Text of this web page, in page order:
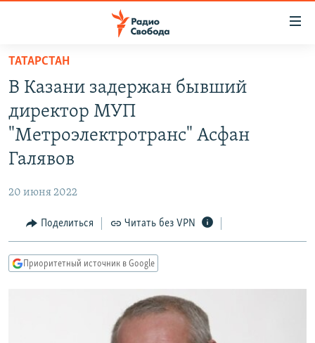
упрощенного
доступа
основному
содержанию
навигации
Вернутся
АВТОРСКИЕ ПРОЕКТЫ
ЦИТАТЫ СВОБОДЫ
IDEL.РЕАЛИИ
КАВКАЗ.РЕАЛИИ
РАСПИСАНИЕ ВЕЩАНИЯ
ТАТАРСТАН
В Казани задержан бывший
директор МУП
"Метроэлектротранс" Асфан
Галявов
20 июня 2022
Поделиться Читать без VPN
Приоритетный источник в Google